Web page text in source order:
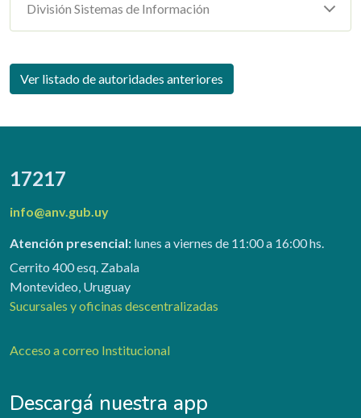
División Sistemas de Información
Ver listado de autoridades anteriores
17217
info@anv.gub.uy
Atención presencial: lunes a viernes de 11:00 a 16:00 hs.
Cerrito 400 esq. Zabala
Montevideo, Uruguay
Sucursales y oficinas descentralizadas
Acceso a correo Institucional
Descargá nuestra app